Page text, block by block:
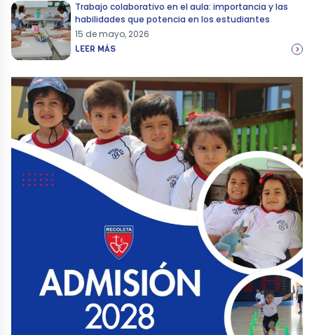
Trabajo colaborativo en el aula: importancia y las
habilidades que potencia en los estudiantes
15 de mayo, 2026
LEER MÁS